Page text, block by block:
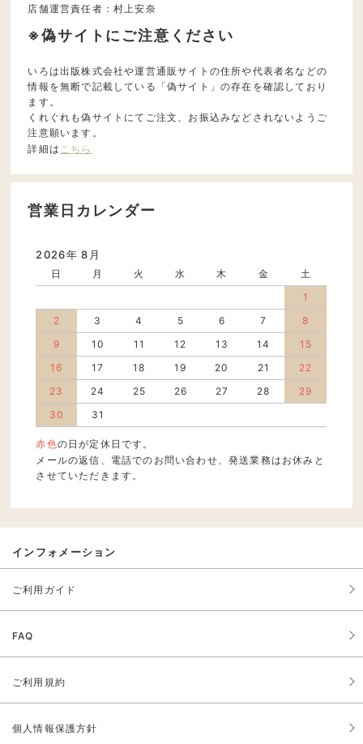
店舗運営責任者：村上安奈
※偽サイトにご注意ください
いろは出版株式会社や運営通販サイトの住所や代表者名などの
情報を無断で記載している「偽サイト」の存在を確認しており
ます。
くれぐれも偽サイトにてご注文、お振込みなどされないようご
注意願います。
詳細は こちら
営業日カレンダー
2026年 8月
日 月 火 水 木 金
土
1
2
3 4 5 6 7
8
9
10 11 12 13 14
15
16
17 18 19 20 21
22
23
24 25 26 27 28
29
30
31
赤色の日が定休日です。
メールの返信、電話でのお問い合わせ、発送業務はお休みと
させていただきます。
インフォメーション
ご利用ガイド
FAQ
ご利用規約
個人情報保護方針